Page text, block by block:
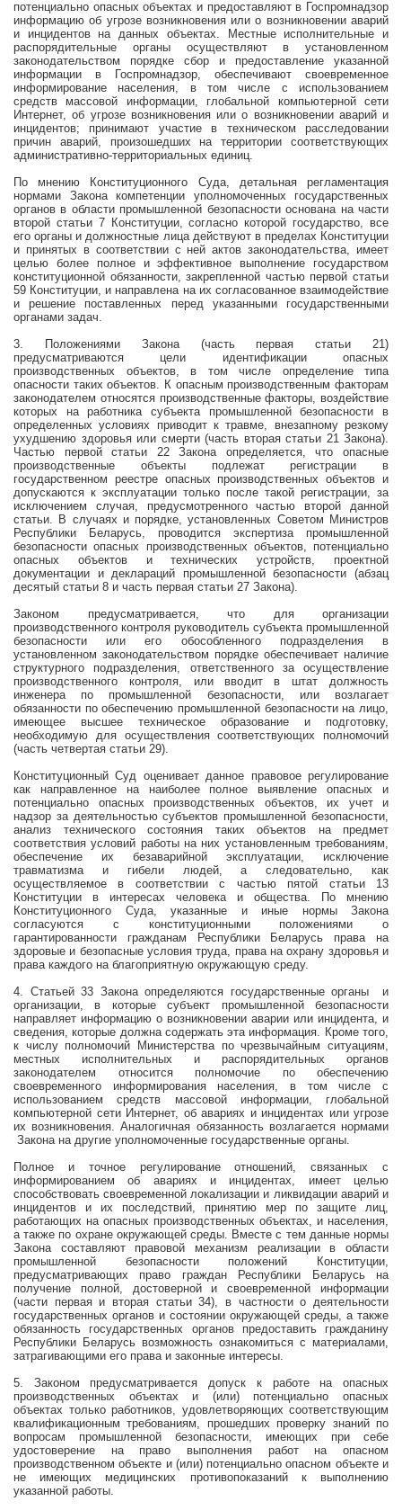
потенциально опасных объектах и предоставляют в Госпромнадзор
информацию об угрозе возникновения или о возникновении аварий
и инцидентов на данных объектах. Местные исполнительные и
распорядительные органы осуществляют в установленном
законодательством порядке сбор и предоставление указанной
информации в Госпромнадзор, обеспечивают своевременное
информирование населения, в том числе с использованием
средств массовой информации, глобальной компьютерной сети
Интернет, об угрозе возникновения или о возникновении аварий и
инцидентов; принимают участие в техническом расследовании
причин аварий, произошедших на территории соответствующих
административно-территориальных единиц.
По мнению Конституционного Суда, детальная регламентация
нормами Закона компетенции уполномоченных государственных
органов в области промышленной безопасности основана на части
второй статьи 7 Конституции, согласно которой государство, все
его органы и должностные лица действуют в пределах Конституции
и принятых в соответствии с ней актов законодательства, имеет
целью более полное и эффективное выполнение государством
конституционной обязанности, закрепленной частью первой статьи
59 Конституции, и направлена на их согласованное взаимодействие
и решение поставленных перед указанными государственными
органами задач.
3. Положениями Закона (часть первая статьи 21)
предусматриваются цели идентификации опасных
производственных объектов, в том числе определение типа
опасности таких объектов. К опасным производственным факторам
законодателем относятся производственные факторы, воздействие
которых на работника субъекта промышленной безопасности в
определенных условиях приводит к травме, внезапному резкому
ухудшению здоровья или смерти (часть вторая статьи 21 Закона).
Частью первой статьи 22 Закона определяется, что опасные
производственные объекты подлежат регистрации в
государственном реестре опасных производственных объектов и
допускаются к эксплуатации только после такой регистрации, за
исключением случая, предусмотренного частью второй данной
статьи. В случаях и порядке, установленных Советом Министров
Республики Беларусь, проводится экспертиза промышленной
безопасности опасных производственных объектов, потенциально
опасных объектов и технических устройств, проектной
документации и деклараций промышленной безопасности (абзац
десятый статьи 8 и часть первая статьи 27 Закона).
Законом предусматривается, что для организации
производственного контроля руководитель субъекта промышленной
безопасности или его обособленного подразделения в
установленном законодательством порядке обеспечивает наличие
структурного подразделения, ответственного за осуществление
производственного контроля, или вводит в штат должность
инженера по промышленной безопасности, или возлагает
обязанности по обеспечению промышленной безопасности на лицо,
имеющее высшее техническое образование и подготовку,
необходимую для осуществления соответствующих полномочий
(часть четвертая статьи 29).
Конституционный Суд оценивает данное правовое регулирование
как направленное на наиболее полное выявление опасных и
потенциально опасных производственных объектов, их учет и
надзор за деятельностью субъектов промышленной безопасности,
анализ технического состояния таких объектов на предмет
соответствия условий работы на них установленным требованиям,
обеспечение их безаварийной эксплуатации, исключение
травматизма и гибели людей, а следовательно, как
осуществляемое в соответствии с частью пятой статьи 13
Конституции в интересах человека и общества. По мнению
Конституционного Суда, указанные и иные нормы Закона
согласуются с конституционными положениями о
гарантированности гражданам Республики Беларусь права на
здоровые и безопасные условия труда, права на охрану здоровья и
права каждого на благоприятную окружающую среду.
4. Статьей 33 Закона определяются государственные органы
и
организации, в которые субъект промышленной безопасности
направляет информацию о возникновении аварии или инцидента, и
сведения, которые должна содержать эта информация. Кроме того,
к числу полномочий Министерства по чрезвычайным ситуациям,
местных исполнительных и распорядительных органов
законодателем относится полномочие по обеспечению
своевременного информирования населения, в том числе с
использованием средств массовой информации, глобальной
компьютерной сети Интернет, об авариях и инцидентах или угрозе
их возникновения. Аналогичная обязанность возлагается нормами
Закона на другие уполномоченные государственные органы.
Полное и точное регулирование отношений, связанных с
информированием об авариях и инцидентах, имеет целью
способствовать своевременной локализации и ликвидации аварий и
инцидентов и их последствий, принятию мер по защите лиц,
работающих на опасных производственных объектах, и населения,
а также по охране окружающей среды. Вместе с тем данные нормы
Закона составляют правовой механизм реализации в области
промышленной безопасности положений Конституции,
предусматривающих право граждан Республики Беларусь на
получение полной, достоверной и своевременной информации
(части первая и вторая статьи 34), в частности о деятельности
государственных органов и состоянии окружающей среды, а также
обязанность государственных органов предоставить гражданину
Республики Беларусь возможность ознакомиться с материалами,
затрагивающими его права и законные интересы.
5. Законом предусматривается допуск к работе на опасных
производственных объектах и (или) потенциально опасных
объектах только работников, удовлетворяющих соответствующим
квалификационным требованиям, прошедших проверку знаний по
вопросам промышленной безопасности, имеющих при себе
удостоверение на право выполнения работ на опасном
производственном объекте и (или) потенциально опасном объекте и
не имеющих медицинских противопоказаний к выполнению
указанной работы.